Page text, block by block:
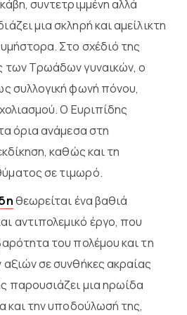
συντετριμμένη αλλά
μια σκληρή και αμείλικτη
Στο σχέδιό της
των Τρωάδων γυναικών, ο
συλλογική φωνή πόνου,
Ο Ευριπίδης
όρια ανάμεσα στη
καθώς και τη
σε τιμωρό.
θεωρείται ένα βαθιά
αντιπολεμικό έργο, που
του πολέμου και τη
σε συνθήκες ακραίας
παρουσιάζει μια ηρωίδα
και την υποδούλωσή της,